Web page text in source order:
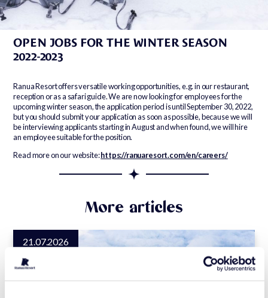
OPEN JOBS FOR THE WINTER SEASON
2022-2023
Ranua Resort offers versatile working opportunities, e.g. in our restaurant,
reception or as a safari guide. We are now looking for employees for the
upcoming winter season, the application period is until September 30, 2022,
but you should submit your application as soon as possible, because we will
be interviewing applicants starting in August and when found, we will hire
an employee suitable for the position.
Read more on our website:https://ranuaresort.com/en/careers/
More articles
21.07.2026